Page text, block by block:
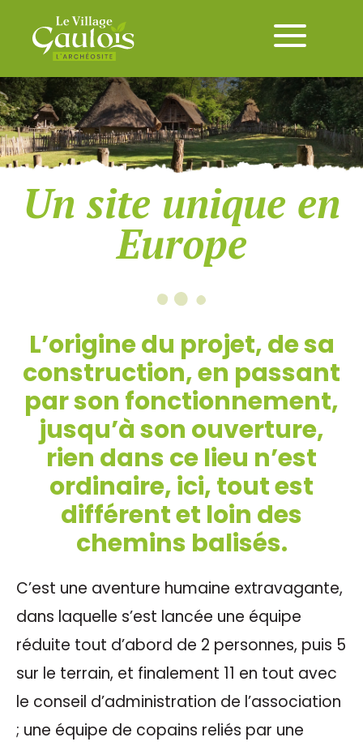
Un site unique en
Europe
L’origine du projet, de sa
construction, en passant
par son fonctionnement,
jusqu’à son ouverture,
rien dans ce lieu n’est
ordinaire, ici, tout est
différent et loin des
chemins balisés.
C’est une aventure humaine extravagante,
dans laquelle s’est lancée une équipe
réduite tout d’abord de 2 personnes, puis 5
sur le terrain, et finalement 11 en tout avec
le conseil d’administration de l’association
; une équipe de copains reliés par une